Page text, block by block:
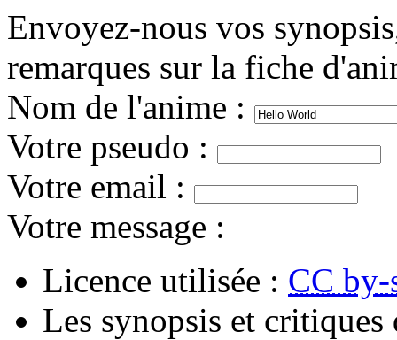
Envoyez-nous vos
remarques sur la fiche
Nom de l'anime :
Votre pseudo :
Votre email :
Votre message :
Licence utilisée : CC by-
Les synopsis et